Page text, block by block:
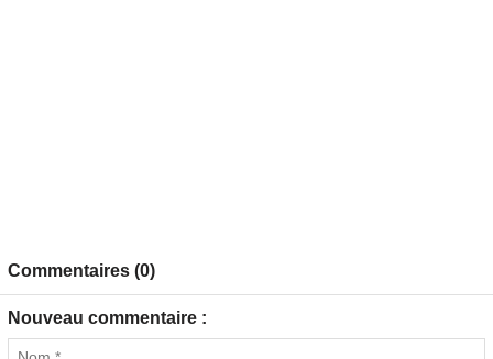
Commentaires (0)
Nouveau commentaire :